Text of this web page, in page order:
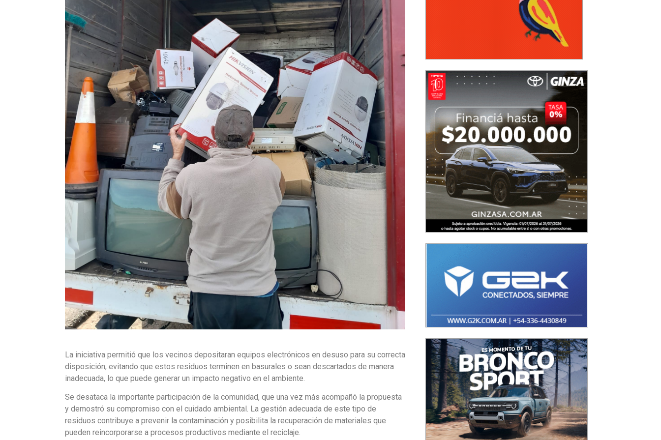
La iniciativa permitió que los vecinos depositaran equipos electrónicos en desuso para su correcta
disposición, evitando que estos residuos terminen en basurales o sean descartados de manera
inadecuada, lo que puede generar un impacto negativo en el ambiente.
Se desataca la importante participación de la comunidad, que una vez más acompañó la propuesta
y demostró su compromiso con el cuidado ambiental. La gestión adecuada de este tipo de
residuos contribuye a prevenir la contaminación y posibilita la recuperación de materiales que
pueden reincorporarse a procesos productivos mediante el reciclaje.